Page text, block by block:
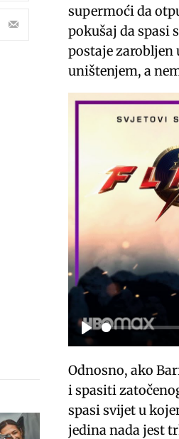
supermoći da
pokušaj da spasi
postaje
uništenjem, a
P
l
a
y
Odnosno, ako
i spasiti
spasi svijet u
jedina nada jest